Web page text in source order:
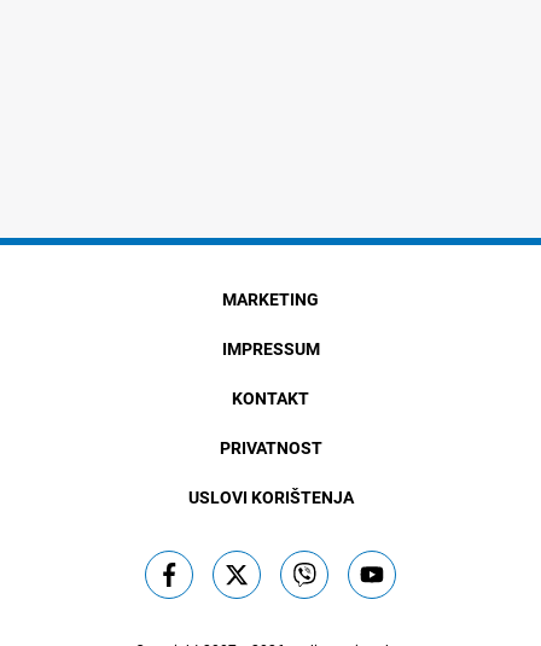
MARKETING
IMPRESSUM
KONTAKT
PRIVATNOST
USLOVI KORIŠTENJA